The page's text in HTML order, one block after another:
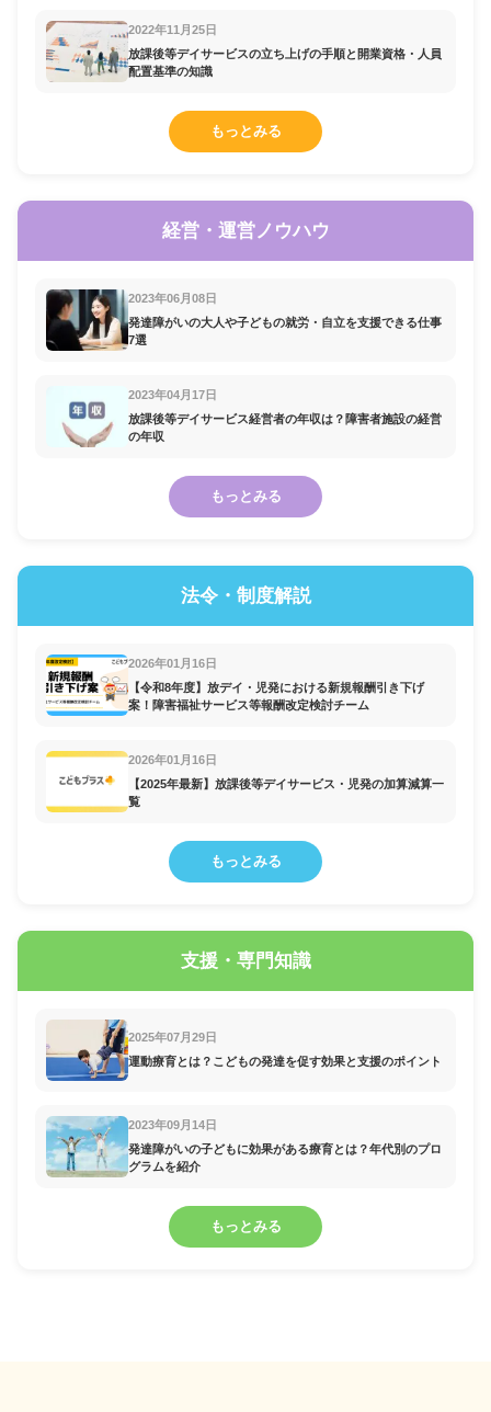
2022年11月25日
放課後等デイサービスの立ち上げの手順と開業資格・人員
配置基準の知識
もっとみる
経営・運営ノウハウ
2023年06月08日
発達障がいの大人や子どもの就労・自立を支援できる仕事
7選
2023年04月17日
放課後等デイサービス経営者の年収は？障害者施設の経営
の年収
もっとみる
法令・制度解説
2026年01月16日
【令和8年度】放デイ・児発における新規報酬引き下げ
案！障害福祉サービス等報酬改定検討チーム
2026年01月16日
【2025年最新】放課後等デイサービス・児発の加算減算一
覧
もっとみる
支援・専門知識
2025年07月29日
運動療育とは？こどもの発達を促す効果と支援のポイント
2023年09月14日
発達障がいの子どもに効果がある療育とは？年代別のプロ
グラムを紹介
もっとみる